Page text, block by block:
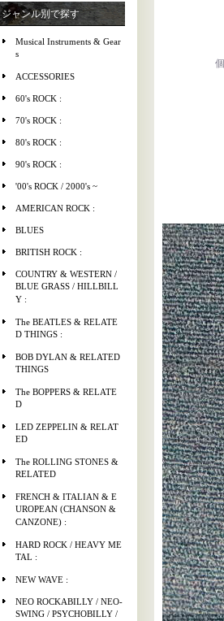
ジャンル別で探す
Musical Instruments & Gear
s
ACCESSORIES
60's ROCK :
70's ROCK :
80's ROCK :
90's ROCK :
'00's ROCK / 2000's ~
AMERICAN ROCK :
BLUES
BRITISH ROCK :
COUNTRY & WESTERN /
BLUE GRASS / HILLBILL
Y :
The BEATLES & RELATE
D THINGS :
BOB DYLAN & RELATED
THINGS
The BOPPERS & RELATE
D
LED ZEPPELIN & RELAT
ED
The ROLLING STONES &
RELATED
FRENCH & ITALIAN & E
UROPEAN (CHANSON &
CANZONE) :
HARD ROCK / HEAVY ME
TAL :
NEW WAVE :
NEO ROCKABILLY / NEO-
SWING / PSYCHOBILLY /